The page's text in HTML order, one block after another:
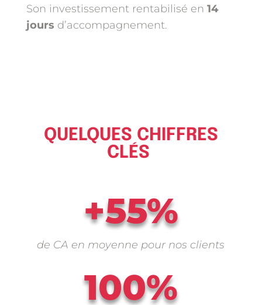
Son investissement rentabilisé en 14
jours d’accompagnement.
QUELQUES CHIFFRES
CLÉS
+55%
de CA en moyenne pour nos clients
100%